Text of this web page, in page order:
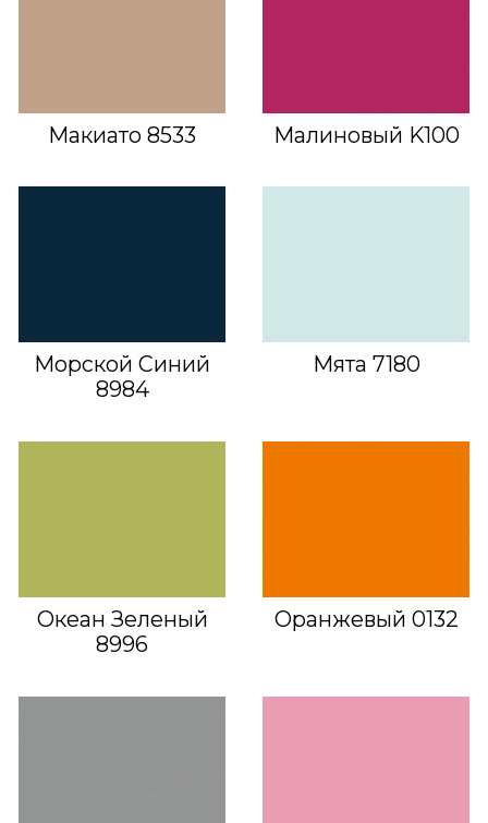
Макиато 8533 Малиновый K100
Морской Синий
8984
Мята 7180
Океан Зеленый
8996
Оранжевый 0132